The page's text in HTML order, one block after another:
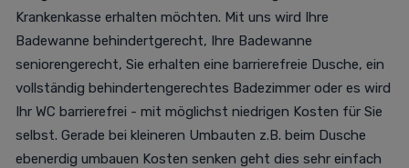
Krankenkasse erhalten möchten. Mit uns wird Ihre
Badewanne behindertgerecht, Ihre Badewanne
seniorengerecht, Sie erhalten eine barrierefreie Dusche, ein
vollständig behindertengerechtes Badezimmer oder es wird
Ihr WC barrierefrei - mit möglichst niedrigen Kosten für Sie
selbst. Gerade bei kleineren Umbauten z.B. beim Dusche
ebenerdig umbauen Kosten senken geht dies sehr einfach